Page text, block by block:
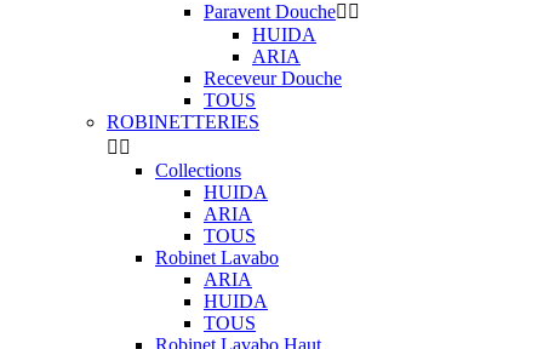
Paravent Douche 
HUIDA
ARIA
Receveur Douche
TOUS
ROBINETTERIES
 
Collections
HUIDA
ARIA
TOUS
Robinet Lavabo
ARIA
HUIDA
TOUS
Robinet Lavabo Haut